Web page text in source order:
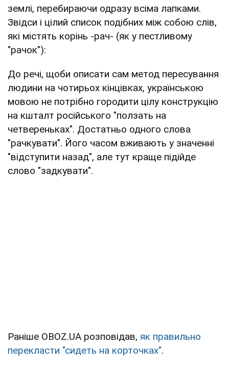
землі, перебираючи одразу всіма лапками.
Звідси і цілий список подібних між собою слів,
які містять корінь -рач- (як у пестливому
"рачок"):
До речі, щоби описати сам метод пересування
людини на чотирьох кінцівках, українською
мовою не потрібно городити цілу конструкцію
на кшталт російського "ползать на
четвереньках". Достатньо одного слова
"рачкувати". Його часом вживають у значенні
"відступити назад", але тут краще підійде
слово "задкувати".
Раніше OBOZ.UA розповідав, як правильно
перекласти "сидеть на корточках".